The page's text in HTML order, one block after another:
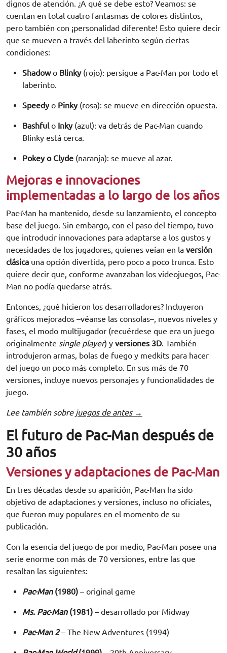
dignos de atención. ¿A qué se debe esto? Veamos: se
cuentan en total cuatro fantasmas de colores distintos,
pero también con ¡personalidad diferente! Esto quiere decir
que se mueven a través del laberinto según ciertas
condiciones:
Shadowo Blinky(rojo): persigue a Pac-Man por todo el
laberinto.
Speedyo Pinky(rosa): se mueve en dirección opuesta.
Bashfulo Inky(azul): va detrás de Pac-Man cuando
Blinky está cerca.
Pokey o Clyde (naranja): se mueve al azar.
Mejoras e innovaciones
implementadas a lo largo de los años
Pac-Man ha mantenido, desde su lanzamiento, el concepto
base del juego. Sin embargo, con el paso del tiempo, tuvo
que introducir innovaciones para adaptarse a los gustos y
necesidades de los jugadores, quienes veían en la versión
clásica una opción divertida, pero poco a poco trunca. Esto
quiere decir que, conforme avanzaban los videojuegos, Pac-
Man no podía quedarse atrás.
Entonces, ¿qué hicieron los desarrolladores? Incluyeron
gráficos mejorados –véanse las consolas–, nuevos niveles y
fases, el modo multijugador (recuérdese que era un juego
originalmente single player) y versiones 3D. También
introdujeron armas, bolas de fuego y medkits para hacer
del juego un poco más completo. En sus más de 70
versiones, incluye nuevos personajes y funcionalidades de
juego.
Lee también sobre juegos de antes →
El futuro de Pac-Man después de
30 años
Versiones y adaptaciones de Pac-Man
En tres décadas desde su aparición, Pac-Man ha sido
objetivo de adaptaciones y versiones, incluso no oficiales,
que fueron muy populares en el momento de su
publicación.
Con la esencia del juego de por medio, Pac-Man posee una
serie enorme con más de 70 versiones, entre las que
resaltan las siguientes:
Pac-Man (1980) – original game
Ms. Pac-Man(1981) – desarrollado por Midway
Pac-Man 2 – The New Adventures (1994)